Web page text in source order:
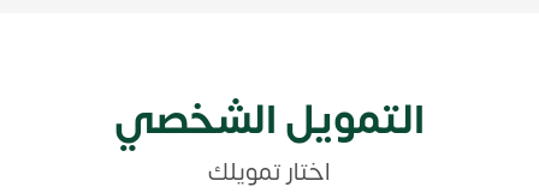
التمويل الشخصي
اختار تمويلك